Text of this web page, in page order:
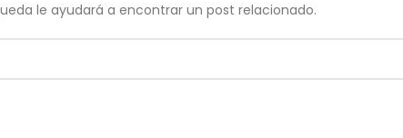
le ayudará a encontrar un post relacionado.